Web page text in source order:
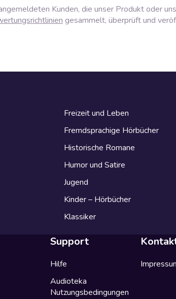
Kunden, die unser Produkt oder
gesammelt, überprüft und
Freizeit und Leben
Fremdsprachige Hörbücher
Historische Romane
Humor und Satire
Jugend
Kinder – Hörbücher
Klassiker
Support
Hilfe
Audioteka
Nutzungsbedingungen